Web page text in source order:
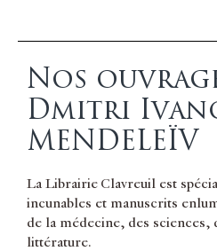
Nos
Dmitri
MENDELEÏV
La Librairie Clavreuil est
incunables et manuscrits
de la médecine, des sciences,
littérature.